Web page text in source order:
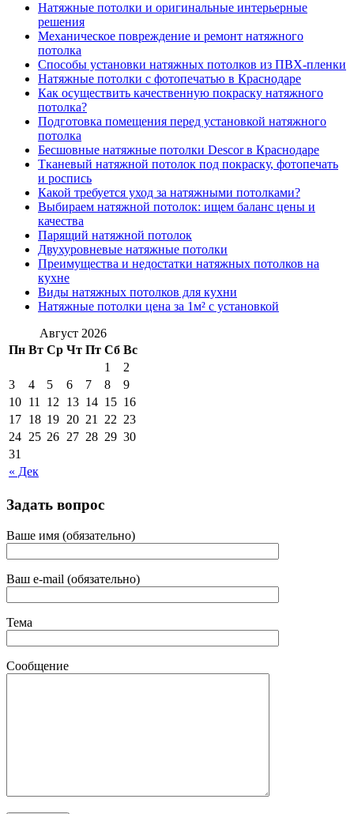
Натяжные потолки и оригинальные интерьерные
решения
Механическое повреждение и ремонт натяжного
потолка
Способы установки натяжных потолков из ПВХ-пленки
Натяжные потолки с фотопечатью в Краснодаре
Как осуществить качественную покраску натяжного
потолка?
Подготовка помещения перед установкой натяжного
потолка
Бесшовные натяжные потолки Descor в Краснодаре
Тканевый натяжной потолок под покраску, фотопечать
и роспись
Какой требуется уход за натяжными потолками?
Выбираем натяжной потолок: ищем баланс цены и
качества
Парящий натяжной потолок
Двухуровневые натяжные потолки
Преимущества и недостатки натяжных потолков на
кухне
Виды натяжных потолков для кухни
Натяжные потолки цена за 1м² с установкой
Август 2026
Пн Вт Ср Чт Пт Сб Вс
« Дек
1
2
3
4 5 6 7 8
9
10 11 12 13 14 15 16
17 18 19 20 21 22 23
24 25 26 27 28 29 30
31
Задать вопрос
Ваше имя (обязательно)
Ваш e-mail (обязательно)
Тема
Сообщение